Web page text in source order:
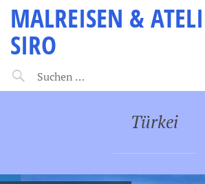
MALREISEN &
SIRO
Türkei